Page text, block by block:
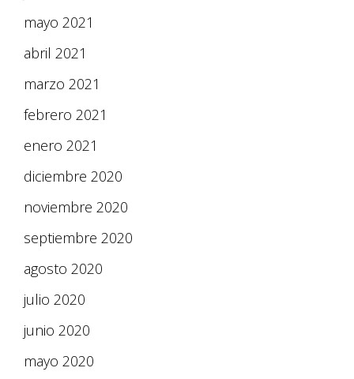
mayo 2021
abril 2021
marzo 2021
febrero 2021
enero 2021
diciembre 2020
noviembre 2020
septiembre 2020
agosto 2020
julio 2020
junio 2020
mayo 2020